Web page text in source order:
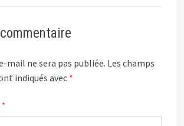
mail ne sera pas publiée. Les champs
indiqués avec *
*